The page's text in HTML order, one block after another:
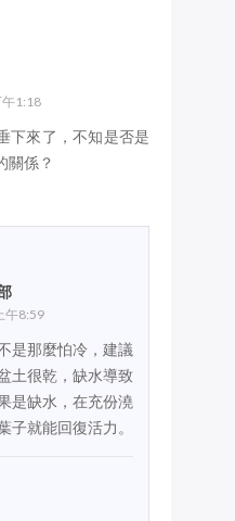
1:18
下來了，不知是否是
關係？
午8:59
是那麼怕冷，建議
土很乾，缺水導致
是缺水，在充份澆
子就能回復活力。